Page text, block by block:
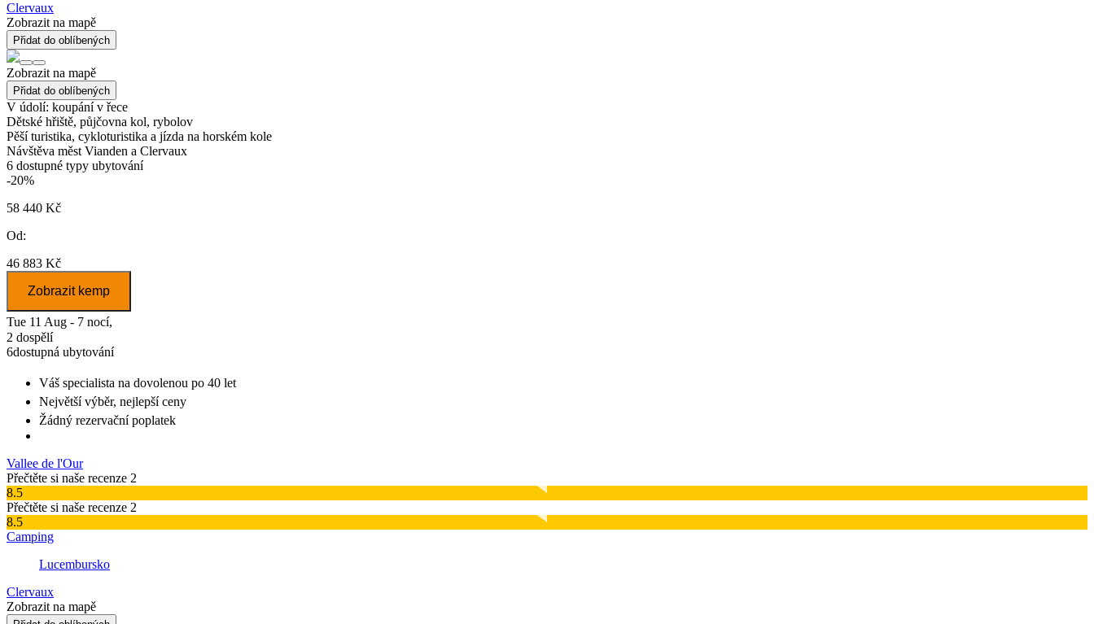
Clervaux
Zobrazit na mapě
Přidat do oblíbených
Zobrazit na mapě
Přidat do oblíbených
V údolí: koupání v řece
Dětské hřiště, půjčovna kol, rybolov
Pěší turistika, cykloturistika a jízda na horském kole
Návštěva měst Vianden a Clervaux
6 dostupné typy ubytování
-20%
58 440 Kč
Od:
46 883 Kč
Zobrazit kemp
Tue 11 Aug - 7 nocí,
2 dospělí
6dostupná ubytování
Váš specialista na dovolenou po 40 let
Největší výběr, nejlepší ceny
Žádný rezervační poplatek
Vallee de l'Our
Přečtěte si naše recenze 2
8.5
Přečtěte si naše recenze 2
8.5
Camping
Lucembursko
Clervaux
Zobrazit na mapě